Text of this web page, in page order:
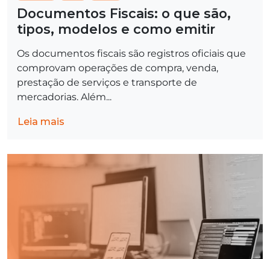
Documentos Fiscais: o que são,
tipos, modelos e como emitir
Os documentos fiscais são registros oficiais que
comprovam operações de compra, venda,
prestação de serviços e transporte de
mercadorias. Além...
Leia mais